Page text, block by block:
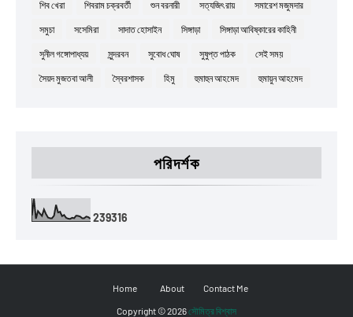
শিব খেরা শিবরাম চক্রবর্তী শুন বরনারী সত্যজিৎ রায় সমারেশ মজুমদার
সমুচা সসেমিরা সাদাত হোসাইন সিঙ্গাড়া সিঙ্গাড়া আবিষ্কারের কাহিনী
সুনীল গঙ্গোপাধ্যয় সুন্দরবন সুবোধ ঘোষ সুষুপ্ত পাঠক সেই সময়
সৈয়দ মুজতবা আলী স্বৈরশাসক হিমু হুমাহুন আহমেদ হুমায়ুন আহমেদ
পরিদর্শক
239316
Home About Contact Me
Copyright ©2026সৌমিত্র বিশ্বাস